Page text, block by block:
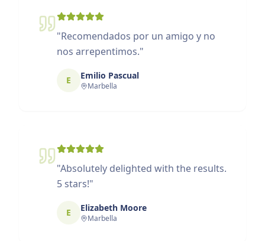
"Recomendados por un amigo y no
nos arrepentimos."
E Emilio Pascual
Marbella
"Absolutely delighted with the results.
5 stars!"
E Elizabeth Moore
Marbella